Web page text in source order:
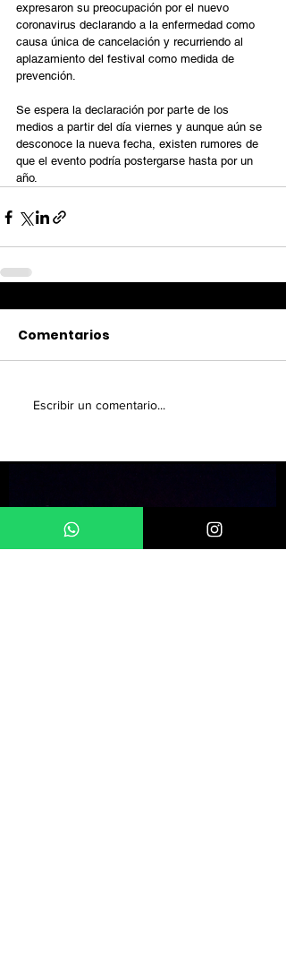
expresaron su preocupación por el nuevo
coronavirus declarando a la enfermedad como
causa única de cancelación y recurriendo al
aplazamiento del festival como medida de
prevención.
Se espera la declaración por parte de los
medios a partir del día viernes y aunque aún se
desconoce la nueva fecha, existen rumores de
que el evento podría postergarse hasta por un
año.
Comentarios
Escribir un comentario...
¿TE GUSTÓ ESTA NOTA?
SUSCRÍBETE A NUESTRO